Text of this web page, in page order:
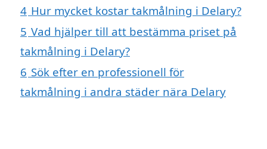
4 Hur mycket kostar takmålning i Delary?
5 Vad hjälper till att bestämma priset på
takmålning i Delary?
6 Sök efter en professionell för
takmålning i andra städer nära Delary